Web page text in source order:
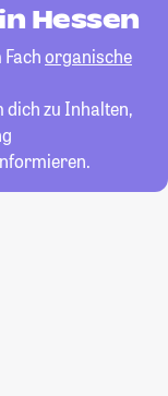
Hessen
organische
dich zu Inhalten,